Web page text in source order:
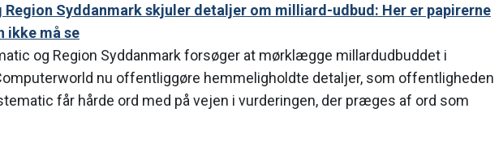
Region Syddanmark skjuler detaljer om milliard-udbud: Her er papirerne
ikke må se
og Region Syddanmark forsøger at mørklægge millardudbuddet i
nu offentliggøre hemmeligholdte detaljer, som offentligheden
får hårde ord med på vejen i vurderingen, der præges af ord som